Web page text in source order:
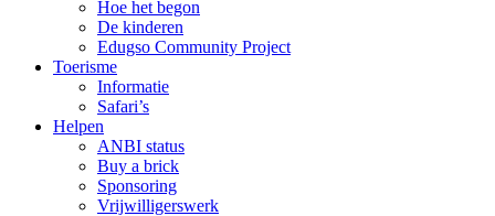
Hoe het begon
De kinderen
Edugso Community Project
Toerisme
Informatie
Safari’s
Helpen
ANBI status
Buy a brick
Sponsoring
Vrijwilligerswerk